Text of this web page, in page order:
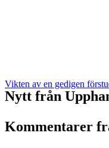
Vikten av en gedigen
Nytt från
Kommentarer